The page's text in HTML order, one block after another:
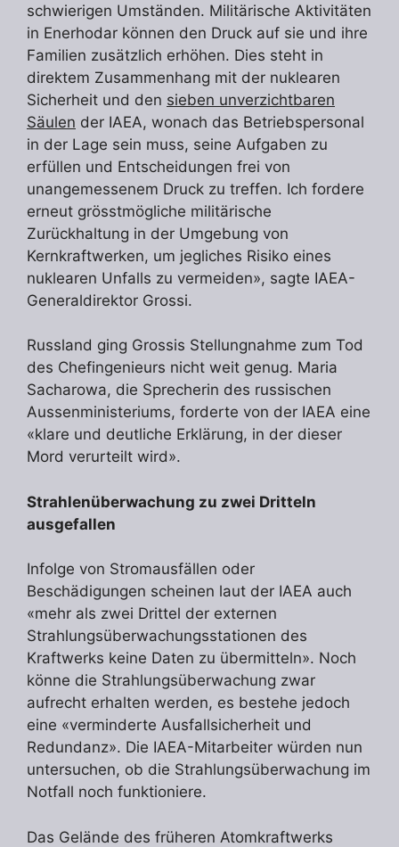
schwierigen Umständen. Militärische Aktivitäten
in Enerhodar können den Druck auf sie und ihre
Familien zusätzlich erhöhen. Dies steht in
direktem Zusammenhang mit der nuklearen
Sicherheit und den sieben unverzichtbaren
Säulen der IAEA, wonach das Betriebspersonal
in der Lage sein muss, seine Aufgaben zu
erfüllen und Entscheidungen frei von
unangemessenem Druck zu treffen. Ich fordere
erneut grösstmögliche militärische
Zurückhaltung in der Umgebung von
Kernkraftwerken, um jegliches Risiko eines
nuklearen Unfalls zu vermeiden», sagte IAEA-
Generaldirektor Grossi.
Russland ging Grossis Stellungnahme zum Tod
des Chefingenieurs nicht weit genug. Maria
Sacharowa, die Sprecherin des russischen
Aussenministeriums, forderte von der IAEA eine
«klare und deutliche Erklärung, in der dieser
Mord verurteilt wird».
Strahlenüberwachung zu zwei Dritteln
ausgefallen
Infolge von Stromausfällen oder
Beschädigungen scheinen laut der IAEA auch
«mehr als zwei Drittel der externen
Strahlungsüberwachungsstationen des
Kraftwerks keine Daten zu übermitteln». Noch
könne die Strahlungsüberwachung zwar
aufrecht erhalten werden, es bestehe jedoch
eine «verminderte Ausfallsicherheit und
Redundanz». Die IAEA-Mitarbeiter würden nun
untersuchen, ob die Strahlungsüberwachung im
Notfall noch funktioniere.
Das Gelände des früheren Atomkraftwerks